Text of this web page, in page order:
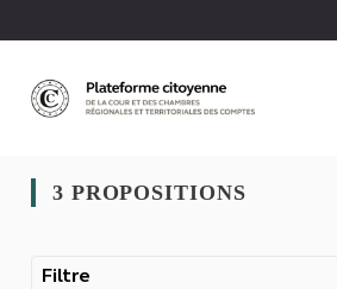
3 PROPOSITIONS
Filtre